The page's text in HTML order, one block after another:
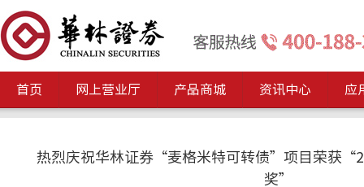
首页 网上营业厅 产品商城 资讯中心 应
热烈庆祝华林证券“麦格米特可转债”项目荣获
奖”